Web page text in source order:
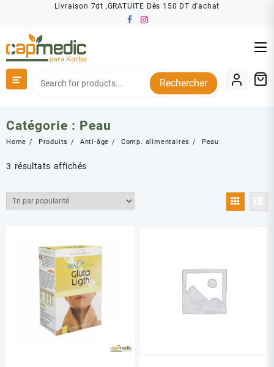
Livraison 7dt ,GRATUITE Dès 150 DT d'achat
Rechercher
Catégorie : Peau
Home Produits Anti-âge Comp. alimentaires Peau
3 résultats affichésTrié
popularité